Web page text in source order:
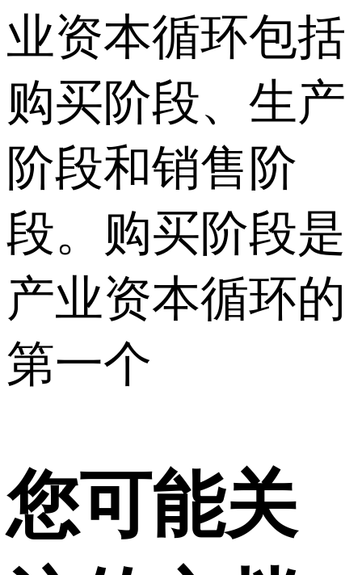
业资本循环包括
购买阶段、生产
阶段和销售阶
段。购买阶段是
产业资本循环的
第一个
您可能关